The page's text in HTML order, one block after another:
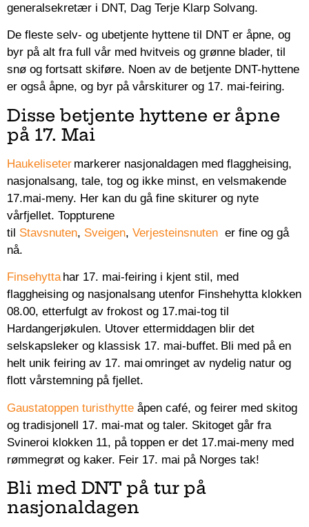
generalsekretær i DNT, Dag Terje Klarp Solvang.
De fleste selv- og ubetjente hyttene til DNT er åpne, og
byr på alt fra full vår med hvitveis og grønne blader, til
snø og fortsatt skiføre. Noen av de betjente DNT-hyttene
er også åpne, og byr på vårskiturer og 17. mai-feiring.
Disse betjente hyttene er åpne
på 17. Mai
Haukeliseter markerer nasjonaldagen med flaggheising,
nasjonalsang, tale, tog og ikke minst, en velsmakende
17.mai-meny. Her kan du gå fine skiturer og nyte
vårfjellet. Toppturene
til Stavsnuten, Sveigen, Verjesteinsnuten er fine og gå
nå.
Finsehytta har 17. mai-feiring i kjent stil, med
flaggheising og nasjonalsang utenfor Finshehytta klokken
08.00, etterfulgt av frokost og 17.mai-tog til
Hardangerjøkulen. Utover ettermiddagen blir det
selskapsleker og klassisk 17. mai-buffet. Bli med på en
helt unik feiring av 17. mai omringet av nydelig natur og
flott vårstemning på fjellet.
Gaustatoppen turisthytte åpen café, og feirer med skitog
og tradisjonell 17. mai-mat og taler. Skitoget går fra
Svineroi klokken 11, på toppen er det 17.mai-meny med
rømmegrøt og kaker. Feir 17. mai på Norges tak!
Bli med DNT på tur på
nasjonaldagen